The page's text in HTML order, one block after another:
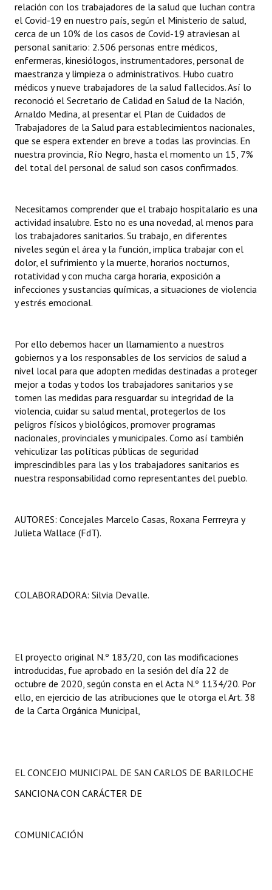
relación con los trabajadores de la salud que luchan contra
el Covid-19 en nuestro país, según el Ministerio de salud,
cerca de un 10% de los casos de Covid-19 atraviesan al
personal sanitario: 2.506 personas entre médicos,
enfermeras, kinesiólogos, instrumentadores, personal de
maestranza y limpieza o administrativos. Hubo cuatro
médicos y nueve trabajadores de la salud fallecidos. Así lo
reconoció el Secretario de Calidad en Salud de la Nación,
Arnaldo Medina, al presentar el Plan de Cuidados de
Trabajadores de la Salud para establecimientos nacionales,
que se espera extender en breve a todas las provincias. En
nuestra provincia, Río Negro, hasta el momento un 15, 7%
del total del personal de salud son casos confirmados.
Necesitamos comprender que el trabajo hospitalario es una
actividad insalubre. Esto no es una novedad, al menos para
los trabajadores sanitarios. Su trabajo, en diferentes
niveles según el área y la función, implica trabajar con el
dolor, el sufrimiento y la muerte, horarios nocturnos,
rotatividad y con mucha carga horaria, exposición a
infecciones y sustancias químicas, a situaciones de violencia
y estrés emocional.
Por ello debemos hacer un llamamiento a nuestros
gobiernos y a los responsables de los servicios de salud a
nivel local para que adopten medidas destinadas a proteger
mejor a todas y todos los trabajadores sanitarios y se
tomen las medidas para resguardar su integridad de la
violencia, cuidar su salud mental, protegerlos de los
peligros físicos y biológicos, promover programas
nacionales, provinciales y municipales. Como así también
vehiculizar las políticas públicas de seguridad
imprescindibles para las y los trabajadores sanitarios es
nuestra responsabilidad como representantes del pueblo.
AUTORES: Concejales Marcelo Casas, Roxana Ferrreyra y
Julieta Wallace (FdT).
COLABORADORA: Silvia Devalle.
El proyecto original N.º 183/20, con las modificaciones
introducidas, fue aprobado en la sesión del día 22 de
octubre de 2020, según consta en el Acta N.º 1134/20. Por
ello, en ejercicio de las atribuciones que le otorga el Art. 38
de la Carta Orgánica Municipal,
EL CONCEJO MUNICIPAL DE SAN CARLOS DE BARILOCHE
SANCIONA CON CARÁCTER DE
COMUNICACIÓN